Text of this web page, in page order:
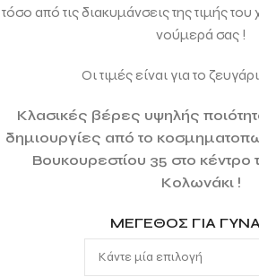
τόσο από τις διακυμάνσεις της τιμής
νούμερά σας !
Οι τιμές είναι για το
Κλασικές βέρες υψηλής
δημιουργίες από το
Βουκουρεστίου 35 στο κέντρο
Κολωνάκι !
ΜΈΓΕΘΟΣ ΓΙΑ